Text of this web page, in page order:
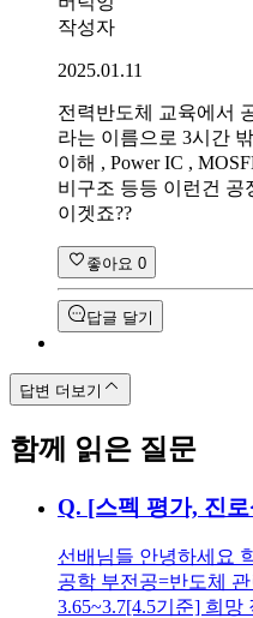
작성자
2025.01.11
전력반도체 교육에서
라는 이름으로 3시간
이해 , Power IC ,
비구조 등등 이런건 공
이겟죠??
좋아요 0
답글 달기
답변 더보기
함께 읽은 질문
Q. [스펙 평가, 진
선배님들 안녕하세요
공학 부전공=반도체
3.65~3.7[4.5기준] 희